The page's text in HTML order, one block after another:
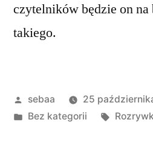
czytelników będzie on
takiego.
Posted
by
sebaa
25
Posted
Bez kategorii Tagi: